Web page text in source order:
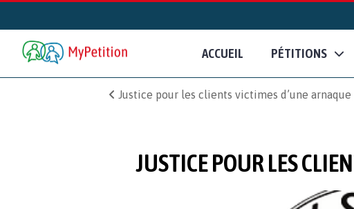
ACCUEIL PÉTITIONS
Justice pour les clients victimes d’une
JUSTICE POUR LES